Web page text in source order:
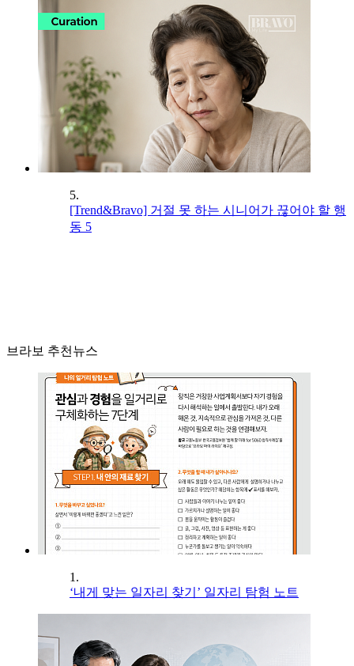
5.
[Trend&Bravo] 거절 못 하는 시니어가 끊어야 할 행
동 5
브라보 추천뉴스
1.
‘내게 맞는 일자리 찾기’ 일자리 탐험 노트